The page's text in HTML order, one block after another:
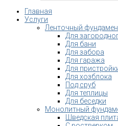
Главная
Услуги
Ленточный
Для
Для бани
Для забора
Для гаража
Для
Для хозблока
Под сруб
Для теплицы
Для беседки
Монолитный
Шведская